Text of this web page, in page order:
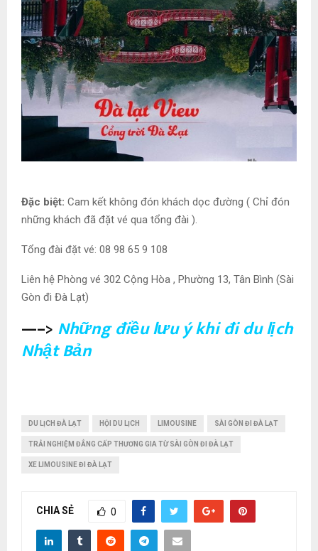
Đặc biệt: Cam kết không đón khách dọc đường ( Chỉ đón
những khách đã đặt vé qua tổng đài ).
Tổng đài đặt vé: 08 98 65 9 108
Liên hệ Phòng vé 302 Cộng Hòa , Phường 13, Tân Bình (Sài
Gòn đi Đà Lạt)
—–> Những điều lưu ý khi đi du lịch
Nhật Bản
DU LỊCH ĐÀ LẠT HỘI DU LỊCH LIMOUSINE SÀI GÒN ĐI ĐÀ LẠT
TRẢI NGHIỆM ĐẲNG CẤP THƯƠNG GIA TỪ SÀI GÒN ĐI ĐÀ LẠT
XE LIMOUSINE ĐI ĐÀ LẠT
CHIA SẺ 0